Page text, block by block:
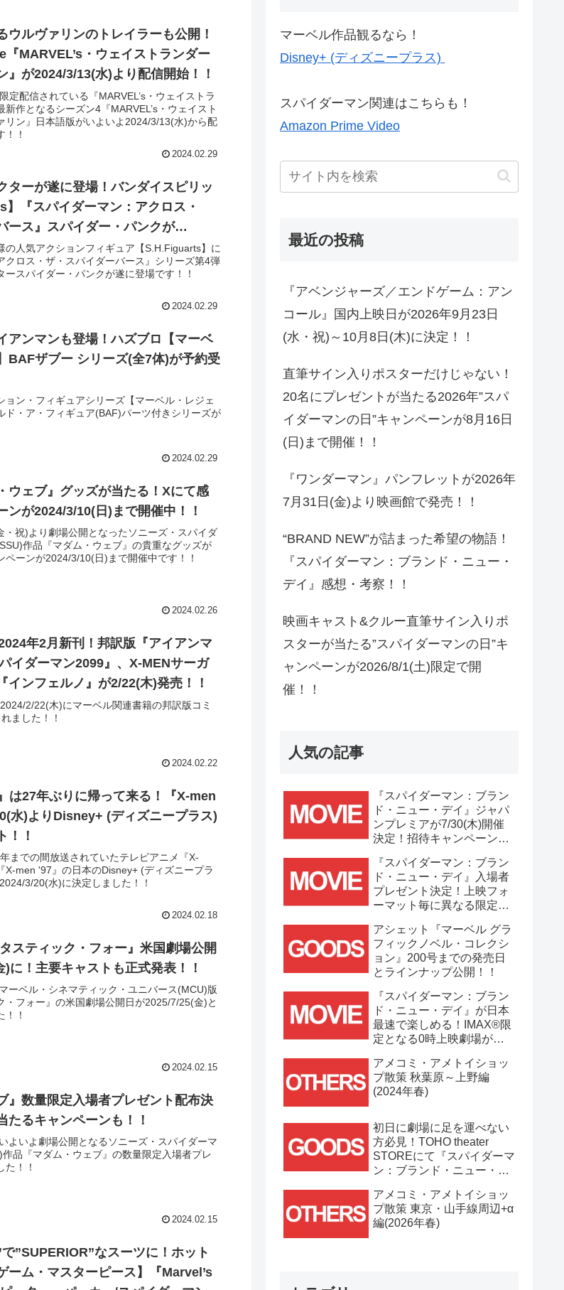
ウルヴァリンのトレイラーも公開！
MARVEL’s・ウェイストランダー
』が2024/3/13(水)より配信開始！！
定配信されている『MARVEL’s・ウェイストラ
新作となるシーズン4『MARVEL’s・ウェイスト
リン』日本語版がいよいよ2024/3/13(水)から配
！！
2024.02.29
ターが遂に登場！バンダイスピリッ
『スパイダーマン：アクロス・
ース』スパイダー・パンクが
約受付スタート！！
の人気アクションフィギュア【S.H.Figuarts】に
クロス・ザ・スパイダーバース』シリーズ第4弾
ースパイダー・パンクが遂に登場です！！
2024.02.29
アンマンも登場！ハズブロ【マーベ
BAFザブー シリーズ(全7体)が予約受
ョン・フィギュアシリーズ【マーベル・レジェ
ド・ア・フィギュア(BAF)パーツ付きシリーズが
2024.02.29
ウェブ』グッズが当たる！Xにて感
ンが2024/3/10(日)まで開催中！！
・祝)より劇場公開となったソニーズ・スパイダ
作品『マダム・ウェブ』の貴重なグッズが
ペーンが2024/3/10(日)まで開催中です！！
2024.02.26
年2月新刊！邦訳版『アイアンマ
イダーマン2099』、X-MENサーガ
インフェルノ』が2/22(木)発売！！
2/22(木)にマーベル関連書籍の邦訳版コミ
ました！！
2024.02.22
は27年ぶりに帰って来る！『X-men
水)よりDisney+ (ディズニープラス)
！！
までの間放送されていたテレビアニメ『X-
X-men '97』の日本のDisney+ (ディズニープラ
3/20(水)に決定しました！！
2024.02.18
スティック・フォー』米国劇場公開
)に！主要キャストも正式発表！！
ーベル・シネマティック・ユニバース(MCU)版
・フォー』の米国劇場公開日が2025/7/25(金)と
！！
2024.02.15
』数量限定入場者プレゼント配布決
たるキャンペーンも！！
よいよ劇場公開となるソニーズ・スパイダーマ
品『マダム・ウェブ』の数量限定入場者プレ
た！！
2024.02.15
”SUPERIOR”なスーツに！ホット
ーム・マスターピース】『Marvel’s
マーベル作品観るなら！
Disney+ (ディズニープラス)
スパイダーマン関連はこちらも！
Amazon Prime Video
最近の投稿
『アベンジャーズ／エンドゲーム：アン
コール』国内上映日が2026年9月23日
(水・祝)～10月8日(木)に決定！！
直筆サイン入りポスターだけじゃない！
20名にプレゼントが当たる2026年”スパ
イダーマンの日”キャンペーンが8月16日
(日)まで開催！！
『ワンダーマン』パンフレットが2026年
7月31日(金)より映画館で発売！！
“BRAND NEW”が詰まった希望の物語！
『スパイダーマン：ブランド・ニュー・
デイ』感想・考察！！
映画キャスト&クルー直筆サイン入りポ
スターが当たる”スパイダーマンの日”キ
ャンペーンが2026/8/1(土)限定で開
催！！
人気の記事
『スパイダーマン：ブラン
ド・ニュー・デイ』ジャパ
ンプレミアが7/30(木)開催
決定！招待キャンペーンは
中！！
『スパイダーマン：ブラン
ド・ニュー・デイ』入場者
プレゼント決定！上映フォ
ーマット毎に異なる限定ビ
える！！
アシェット『マーベル グラ
フィックノベル・コレクシ
ョン』200号までの発売日
とラインナップ公開！！
『スパイダーマン：ブラン
ド・ニュー・デイ』が日本
最速で楽しめる！IMAX®限
定となる0時上映劇場が決
アメコミ・アメトイショッ
プ散策 秋葉原～上野編
(2024年春)
初日に劇場に足を運べない
方必見！TOHO theater
STOREにて『スパイダーマ
ン：ブランド・ニュー・デ
7/31(金)11時より開始！！
アメコミ・アメトイショッ
プ散策 東京・山手線周辺+α
編(2026年春)